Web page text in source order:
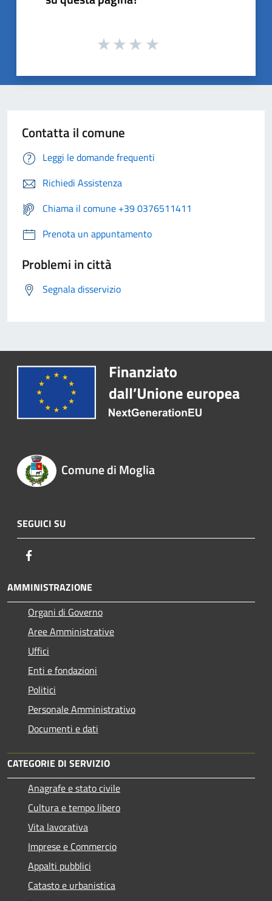
Contatta il comune
Leggi le domande frequenti
Richiedi Assistenza
Chiama il comune +39 0376511411
Prenota un appuntamento
Problemi in città
Segnala disservizio
Comune di Moglia
SEGUICI SU
AMMINISTRAZIONE
Organi di Governo
Aree Amministrative
Uffici
Enti e fondazioni
Politici
Personale Amministrativo
Documenti e dati
CATEGORIE DI SERVIZIO
Anagrafe e stato civile
Cultura e tempo libero
Vita lavorativa
Imprese e Commercio
Appalti pubblici
Catasto e urbanistica